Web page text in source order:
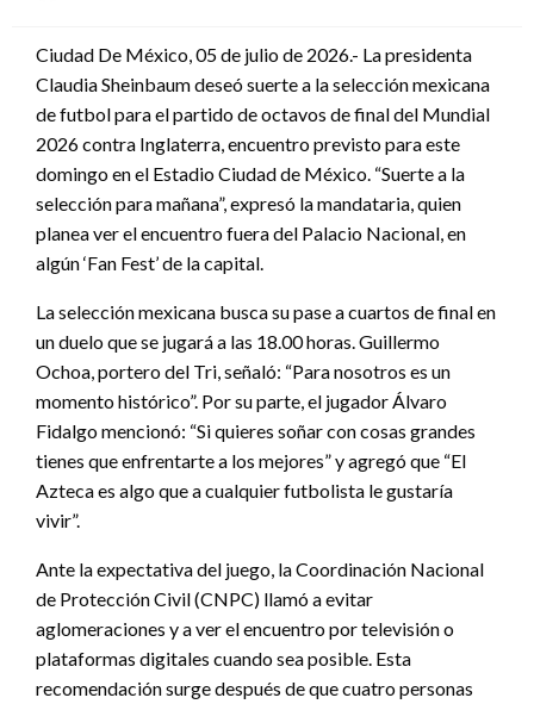
Ciudad De México, 05 de julio de 2026.- La presidenta
Claudia Sheinbaum deseó suerte a la selección mexicana
de futbol para el partido de octavos de final del Mundial
2026 contra Inglaterra, encuentro previsto para este
domingo en el Estadio Ciudad de México. “Suerte a la
selección para mañana”, expresó la mandataria, quien
planea ver el encuentro fuera del Palacio Nacional, en
algún ‘Fan Fest’ de la capital.
La selección mexicana busca su pase a cuartos de final en
un duelo que se jugará a las 18.00 horas. Guillermo
Ochoa, portero del Tri, señaló: “Para nosotros es un
momento histórico”. Por su parte, el jugador Álvaro
Fidalgo mencionó: “Si quieres soñar con cosas grandes
tienes que enfrentarte a los mejores” y agregó que “El
Azteca es algo que a cualquier futbolista le gustaría
vivir”.
Ante la expectativa del juego, la Coordinación Nacional
de Protección Civil (CNPC) llamó a evitar
aglomeraciones y a ver el encuentro por televisión o
plataformas digitales cuando sea posible. Esta
recomendación surge después de que cuatro personas